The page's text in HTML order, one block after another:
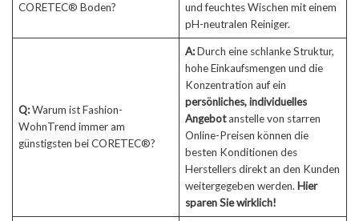
CORETEC® Boden?
und feuchtes Wischen mit einem
pH-neutralen Reiniger.
Q:Warum ist Fashion-
WohnTrend immer am
günstigsten bei CORETEC®?
A:Durch eine schlanke Struktur,
hohe Einkaufsmengen und die
Konzentration auf ein
persönliches, individuelles
Angebotanstelle von starren
Online-Preisen können die
besten Konditionen des
Herstellers direkt an den Kunden
weitergegeben werden. Hier
sparen Sie wirklich!